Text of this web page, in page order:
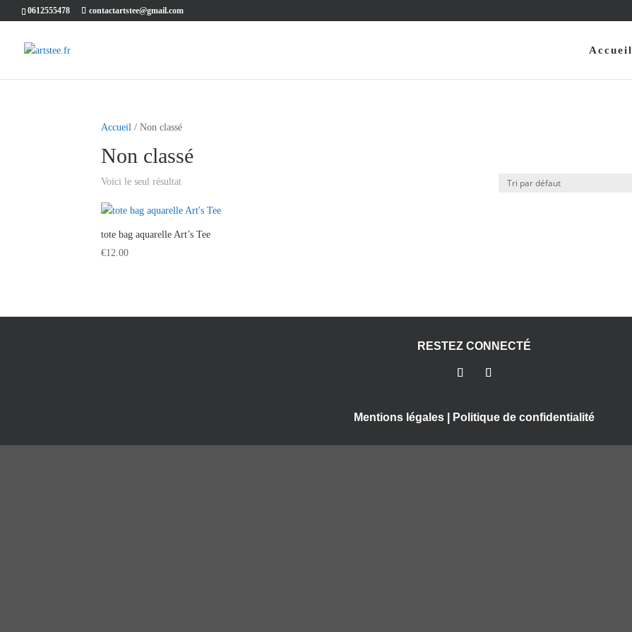
0612555478 contactartstee@gmail.com
Accueil
Accueil/ Non classé
Non classé
Voici le seul résultat
tote bag aquarelle Art’s Tee
€12.00
RESTEZ CONNECTÉ
Mentions légales Politique de confidentialité